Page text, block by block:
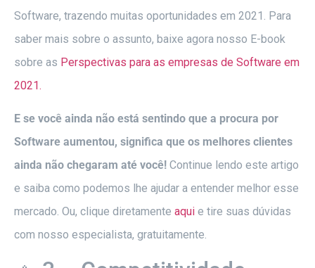
Software, trazendo muitas oportunidades em 2021. Para
saber mais sobre o assunto, baixe agora nosso E-book
sobre as Perspectivas para as empresas de Software em
2021.
E se você ainda não está sentindo que a procura por
Software aumentou, significa que os melhores clientes
ainda não chegaram até você! Continue lendo este artigo
e saiba como podemos lhe ajudar a entender melhor esse
mercado. Ou, clique diretamente aqui e tire suas dúvidas
com nosso especialista, gratuitamente.